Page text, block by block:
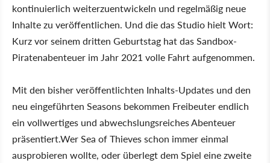
kontinuierlich weiterzuentwickeln und regelmäßig neue
Inhalte zu veröffentlichen. Und die das Studio hielt Wort:
Kurz vor seinem dritten Geburtstag hat das Sandbox-
Piratenabenteuer im Jahr 2021 volle Fahrt aufgenommen.
Mit den bisher veröffentlichten Inhalts-Updates und den
neu eingeführten Seasons bekommen Freibeuter endlich
ein vollwertiges und abwechslungsreiches Abenteuer
präsentiert.Wer Sea of Thieves schon immer einmal
ausprobieren wollte, oder überlegt dem Spiel eine zweite